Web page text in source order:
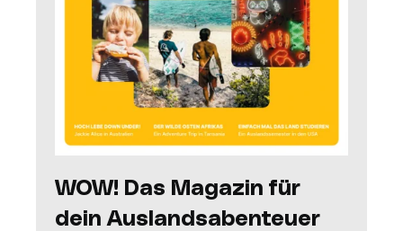
WOW! Das Magazin für
dein Auslandsabenteuer